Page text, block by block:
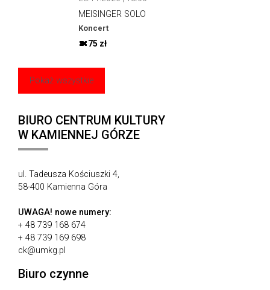
MEISINGER SOLO
Koncert
75 zł
Pokaż wszystkie
BIURO CENTRUM KULTURY
W KAMIENNEJ GÓRZE
ul. Tadeusza Kościuszki 4,
58-400 Kamienna Góra
UWAGA! nowe numery:
+ 48 739 168 674
+ 48 739 169 698
ck@umkg.pl
Biuro czynne